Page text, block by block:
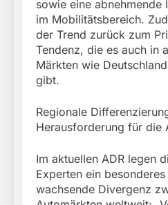
sowie eine abnehmende
im Mobilitätsbereich.
der Trend zurück zum
Tendenz, die es auch in
Märkten wie
gibt.
Regionale
Herausforderung für die
Im aktuellen ADR legen
Experten ein
wachsende Divergenz